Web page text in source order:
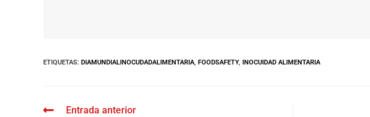
f
ETIQUETAS: DIAMUNDIALINOCUDADALIMENTARIA, FOODSAFETY, INOCUIDAD ALIMENTARIA
Entrada anterior